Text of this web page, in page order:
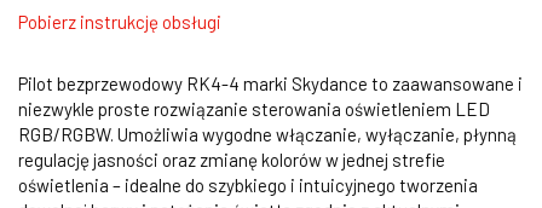
Pobierz instrukcję obsługi
Pilot bezprzewodowy RK4-4 marki Skydance to zaawansowane i
niezwykle proste rozwiązanie sterowania oświetleniem LED
RGB/RGBW. Umożliwia wygodne włączanie, wyłączanie, płynną
regulację jasności oraz zmianę kolorów w jednej strefie
oświetlenia – idealne do szybkiego i intuicyjnego tworzenia